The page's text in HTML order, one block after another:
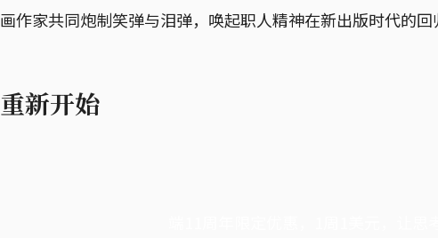
画作家共同炮制笑弹与泪弹，唤起职人精神在新出版时代的回
重新开始